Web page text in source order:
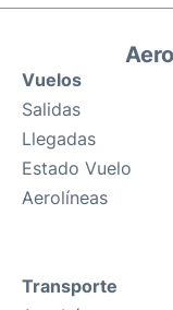
Vuelos
Salidas
Llegadas
Estado Vuelo
Aerolíneas
Transporte